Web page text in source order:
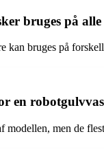
bruges på alle
kan bruges på
en
men de